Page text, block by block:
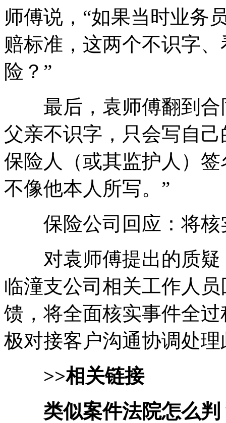
师傅说，“如果当时业务
赔标准，这两个不识字
险？”
最后，袁师傅翻到合
父亲不识字，只会写自
保险人（或其监护人）
不像他本人所写。”
保险公司回应：将核
对袁师傅提出的质疑
临潼支公司相关工作人
馈，将全面核实事件全
极对接客户沟通协调处理
>>相关链接
类似案件法院怎么判